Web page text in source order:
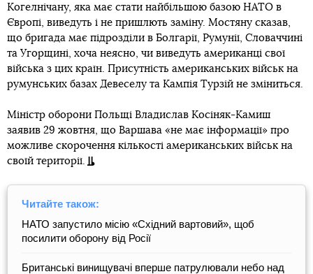
Когелнічану, яка має стати найбільшою базою НАТО в
Європі, виведуть і не пришлють заміну. Мостяну сказав,
що бригада має підрозділи в Болгарії, Румунії, Словаччині
та Угорщині, хоча неясно, чи виведуть американці свої
війська з цих країн. Присутність американських військ на
румунських базах Девеселу та Кампія Турзій не зміниться.
Міністр оборони Польщі Владислав Косіняк-Камиш
заявив 29 жовтня, що Варшава «не має інформації» про
можливе скорочення кількості американських військ на
своїй території.
Читайте також:
НАТО запустило місію «Східний вартовий», щоб
посилити оборону від Росії
Британські винищувачі вперше патрулювали небо над